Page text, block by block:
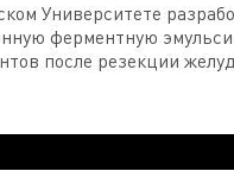
Университете
ферментную
после резекции